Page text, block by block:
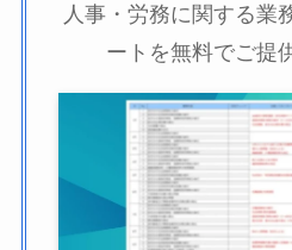
人事・労務に関する業
ートを無料でご提